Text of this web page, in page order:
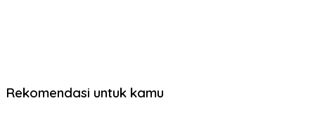
Rekomendasi untuk kamu